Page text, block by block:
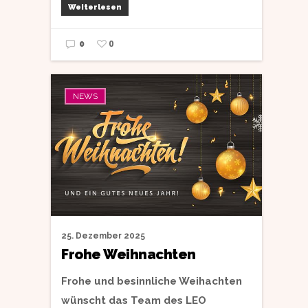
Weiterlesen
0 0
NEWS
25. Dezember 2025
Frohe Weihnachten
Frohe und besinnliche Weihachten
wünscht das Team des LEO